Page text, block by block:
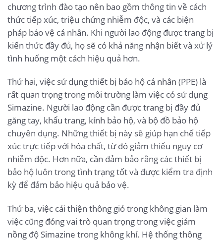
chương trình đào tạo nên bao gồm thông tin về cách
thức tiếp xúc, triệu chứng nhiễm độc, và các biện
pháp bảo vệ cá nhân. Khi người lao động được trang bị
kiến thức đầy đủ, họ sẽ có khả năng nhận biết và xử lý
tình huống một cách hiệu quả hơn.
Thứ hai, việc sử dụng thiết bị bảo hộ cá nhân (PPE) là
rất quan trọng trong môi trường làm việc có sử dụng
Simazine. Người lao động cần được trang bị đầy đủ
găng tay, khẩu trang, kính bảo hộ, và bộ đồ bảo hộ
chuyên dụng. Những thiết bị này sẽ giúp hạn chế tiếp
xúc trực tiếp với hóa chất, từ đó giảm thiểu nguy cơ
nhiễm độc. Hơn nữa, cần đảm bảo rằng các thiết bị
bảo hộ luôn trong tình trạng tốt và được kiểm tra định
kỳ để đảm bảo hiệu quả bảo vệ.
Thứ ba, việc cải thiện thông gió trong không gian làm
việc cũng đóng vai trò quan trọng trong việc giảm
nồng độ Simazine trong không khí. Hệ thống thông